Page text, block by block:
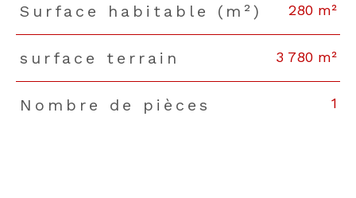
Surface habitable (m²) 280 m²
surface terrain 3 780 m²
Nombre de pièces 1